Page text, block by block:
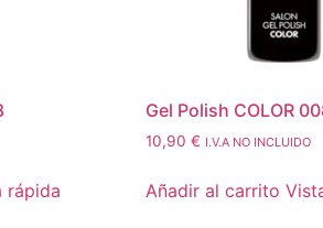
rápida
Gel Polish COLOR
10,90 € I.V.A NO INCLUIDO
Añadir al carrito